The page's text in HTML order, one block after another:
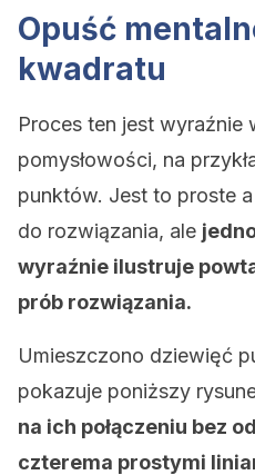
Opuść
kwadratu
Proces ten jest
pomysłowości, na
punktów. Jest to proste
do rozwiązania, ale
wyraźnie ilustruje
prób rozwiązania.
Umieszczono dziewięć
pokazuje poniższy
na ich połączeniu bez
czterema prostymi